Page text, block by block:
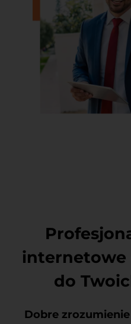
internetowe
do
Dobre